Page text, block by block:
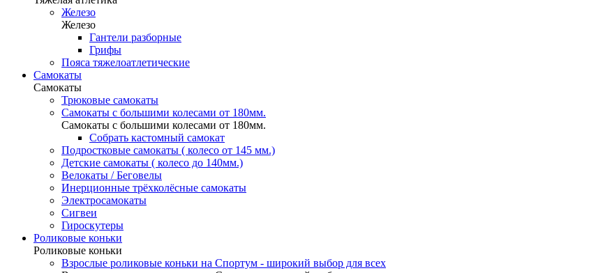
Железо
Железо
Гантели разборные
Грифы
Пояса тяжелоатлетические
Самокаты
Самокаты
Трюковые самокаты
Самокаты с большими колесами от 180мм.
Самокаты с большими колесами от 180мм.
Собрать кастомный самокат
Подростковые самокаты ( колесо от 145 мм.)
Детские самокаты ( колесо до 140мм.)
Велокаты / Беговелы
Инерционные трёхколёсные самокаты
Электросамокаты
Сигвеи
Гироскутеры
Роликовые коньки
Роликовые коньки
Взрослые роликовые коньки на Спортум - широкий выбор для всех